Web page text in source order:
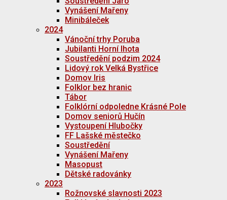
Vynášení Mařeny
Minibáleček
2024
Vánoční trhy Poruba
Jubilanti Horní lhota
Soustředění podzim 2024
Lidový rok Velká Bystřice
Domov Iris
Folklor bez hranic
Tábor
Folklórní odpoledne Krásné Pole
Domov seniorů Hučín
Vystoupení Hlubočky
FF Lašské městečko
Soustředění
Vynášení Mařeny
Masopust
Dětské radovánky
2023
Rožnovské slavnosti 2023